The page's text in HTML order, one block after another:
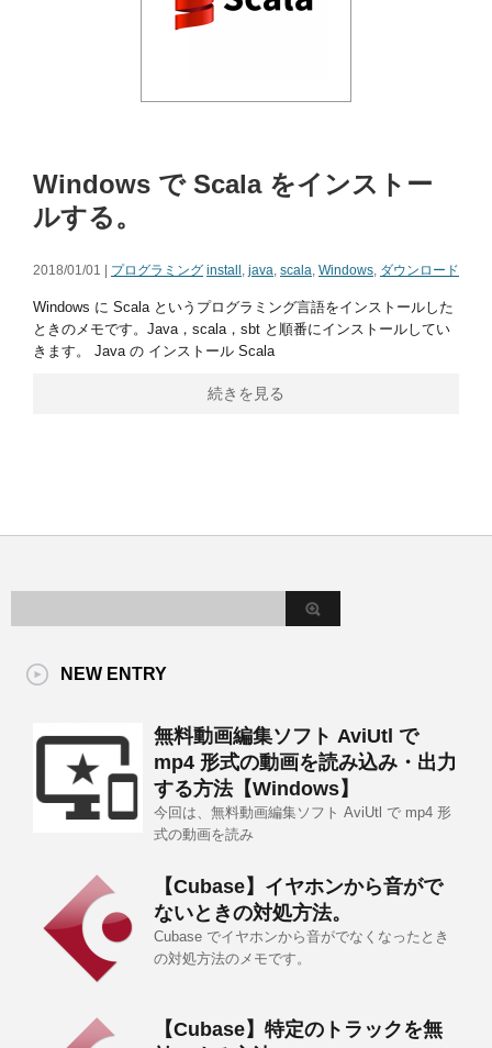
Windows で Scala をインストー
ルする。
2018/01/01 | プログラミング install , java, scala, Windows, ダウンロード
Windows に Scala というプログラミング言語をインストールした
ときのメモです。Java，scala，sbt と順番にインストールしてい
きます。 Java の インストール Scala
続きを見る
NEW ENTRY
無料動画編集ソフト AviUtl で
mp4 形式の動画を読み込み・出力
する方法【Windows】
今回は、無料動画編集ソフト AviUtl で mp4 形
式の動画を読み
【Cubase】イヤホンから音がで
ないときの対処方法。
Cubase でイヤホンから音がでなくなったとき
の対処方法のメモです。
【Cubase】特定のトラックを無